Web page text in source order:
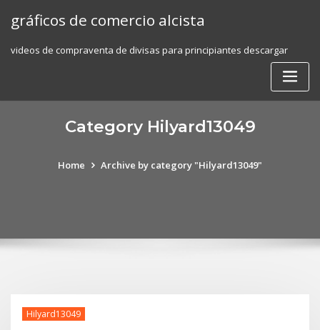
gráficos de comercio alcista
videos de compraventa de divisas para principiantes descargar
Category Hilyard13049
Home Archive by category "Hilyard13049"
Hilyard13049